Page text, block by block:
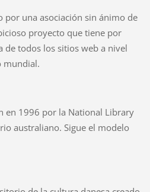
por una asociación sin ánimo de
proyecto que tiene por
de todos los sitios web a nivel
mundial.
en 1996 por la National Library
australiano. Sigue el modelo